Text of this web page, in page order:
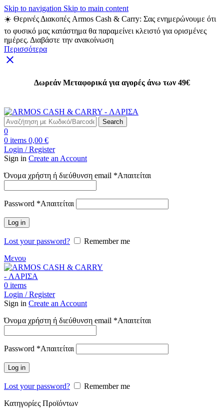
Skip to navigation Skip to main content
☀️ Θερινές Διακοπές Armos Cash & Carry: Σας ενημερώνουμε ότι
το φυσικό μας κατάστημα θα παραμείνει κλειστό για ορισμένες
ημέρες. Διαβάστε την ανακοίνωση
Περισσότερα
Δωρεάν Μεταφορικά για αγορές άνω των 49€
Search
0
0 items 0,00 €
Login / Register
Sign in Create an Account
Όνομα χρήστη ή διεύθυνση email *Απαιτείται
Password *Απαιτείται
Log in
Lost your password?
Remember me
Μενου
0 items
Login / Register
Sign in Create an Account
Όνομα χρήστη ή διεύθυνση email *Απαιτείται
Password *Απαιτείται
Log in
Lost your password?
Remember me
Κατηγορίες Προϊόντων